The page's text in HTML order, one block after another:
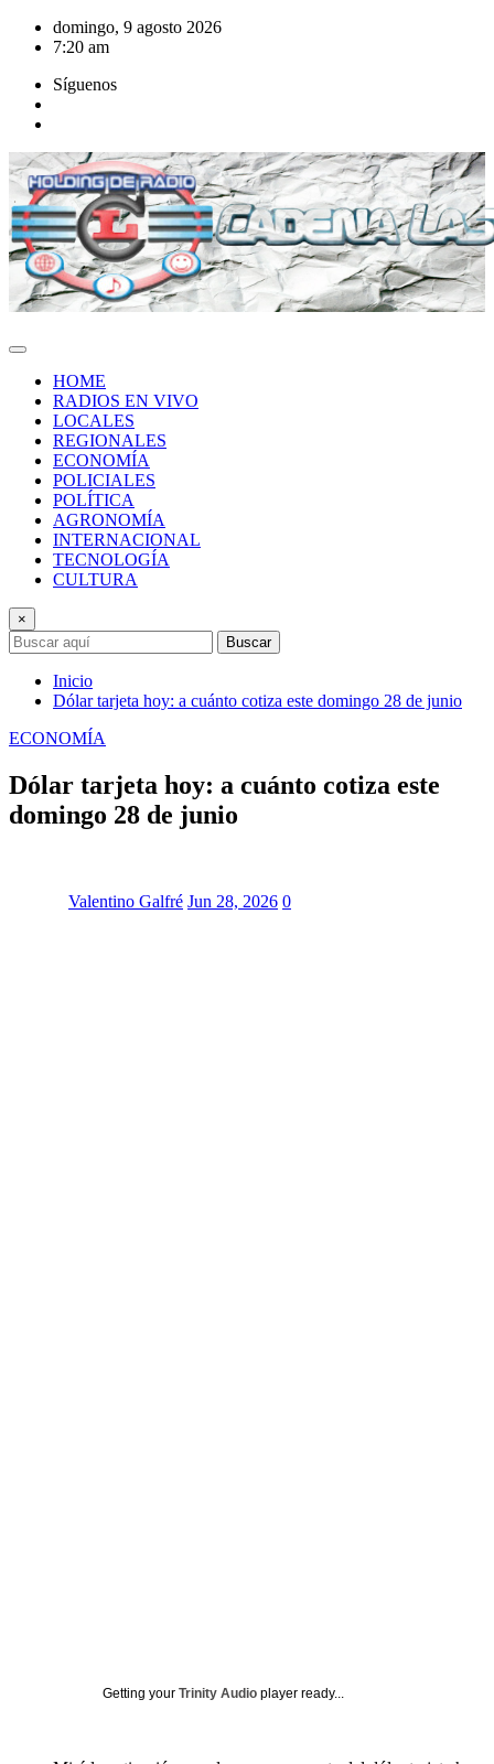
Saltar
domingo, 9 agosto 2026
7:20 am
Síguenos
HOME
RADIOS EN VIVO
LOCALES
REGIONALES
ECONOMÍA
POLICIALES
POLÍTICA
AGRONOMÍA
INTERNACIONAL
TECNOLOGÍA
CULTURA
×
Buscar
Inicio
Dólar tarjeta hoy: a cuánto cotiza este domingo 28 de junio
ECONOMÍA
Dólar tarjeta hoy: a cuánto cotiza este
domingo 28 de junio
Valentino Galfré Jun 28, 2026 0
Getting your Trinity Audio player ready...